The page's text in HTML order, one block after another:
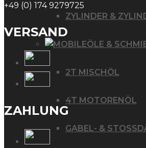
ZYLINDER &
ÖLE &
2T MISCHÖL
4T MOTORENÖL
GABEL- &
+49 (0) 174 9279725
VERSAND
ZAHLUNG